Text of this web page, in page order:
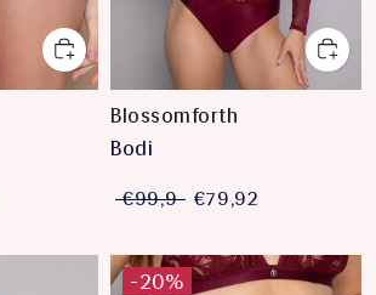
Blossomforth
Bodi
€99,9 €79,92
-20%